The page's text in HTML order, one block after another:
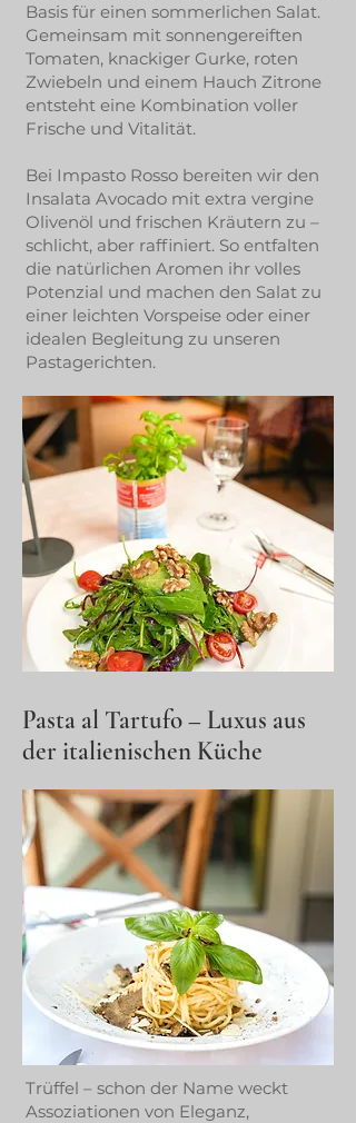
Basis für einen sommerlichen Salat.
Gemeinsam mit sonnengereiften
Tomaten, knackiger Gurke, roten
Zwiebeln und einem Hauch Zitrone
entsteht eine Kombination voller
Frische und Vitalität.
Bei Impasto Rosso bereiten wir den
Insalata Avocado mit extra vergine
Olivenöl und frischen Kräutern zu –
schlicht, aber raffiniert. So entfalten
die natürlichen Aromen ihr volles
Potenzial und machen den Salat zu
einer leichten Vorspeise oder einer
idealen Begleitung zu unseren
Pastagerichten.
Pasta al Tartufo – Luxus aus
der italienischen Küche
Trüffel – schon der Name weckt
Assoziationen von Eleganz,